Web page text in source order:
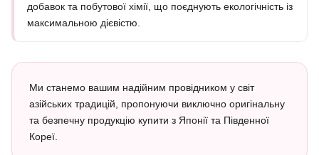
добавок та побутової хімії, що поєднують екологічність із
максимальною дієвістю.
Ми станемо вашим надійним провідником у світ
азійських традицій, пропонуючи виключно оригінальну
та безпечну продукцію купити з Японії та Південної
Кореї.